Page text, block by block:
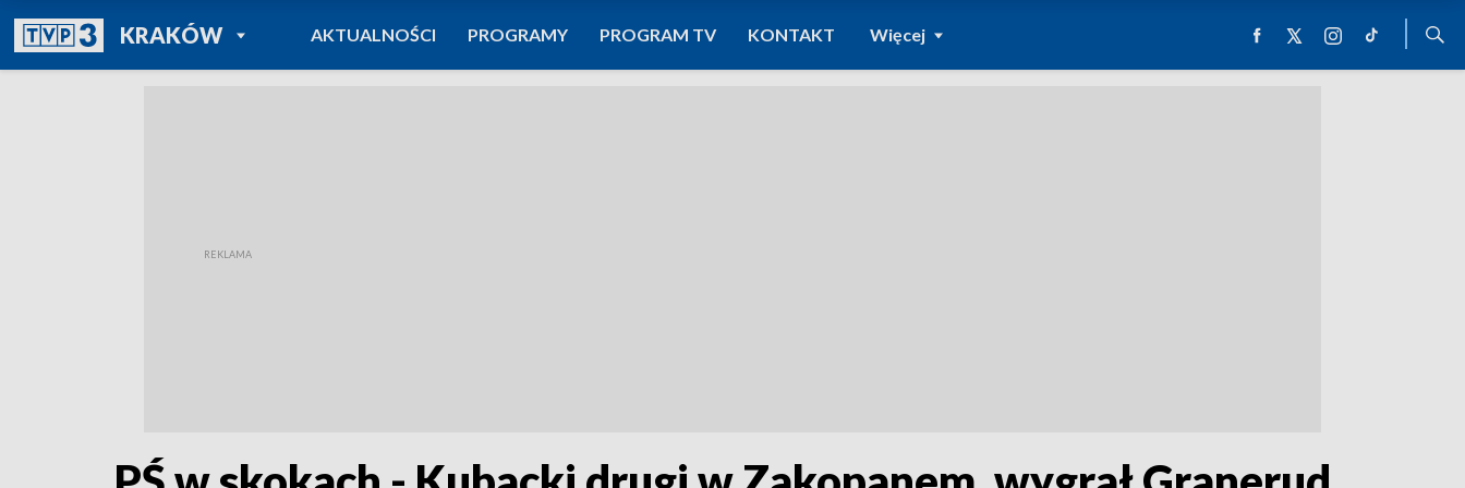
KRAKÓWPOWRÓT DO
TVP REGIONY
AKTUALNOŚCI PROGRAMY PROGRAM TV KONTAKT Więcej